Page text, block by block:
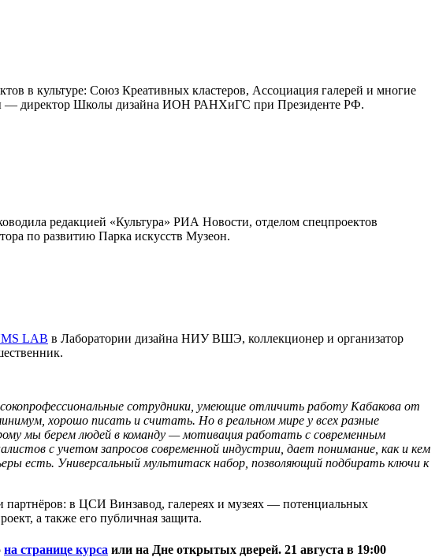
в культуре: Союз Креативных кластеров, Ассоциация галерей и многие
— директор Школы дизайна ИОН РАНХиГС при Президенте РФ.
редакцией «Культура» РИА Новости, отделом спецпроектов
по развитию Парка искусств Музеон.
LAB в Лаборатории дизайна НИУ ВШЭ, коллекционер и организатор
сотрудники, умеющие отличить работу Кабакова от
хорошо писать и считать. Но в реальном мире у всех разные
мы берем людей в команду — мотивация работать с современным
с учетом запросов современной индустрии, дает понимание, как и кем
есть. Универсальный мультитаск набор, позволяющий подбирать ключи к
в ЦСИ Винзавод, галереях и музеях — потенциальных
а также его публичная защита.
на странице курса или на Дне открытых дверей. 21 августа в 19:00